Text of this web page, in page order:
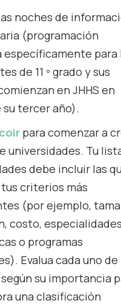
noches de
(programación
específicamente para
de 11 º grado y sus
en JHHS en
tercer año).
para comenzar a
universidades. Tu
debe incluir las
criterios más
(por ejemplo,
costo, especialidades
o programas
Evalua cada uno de
su importancia
una clasificación